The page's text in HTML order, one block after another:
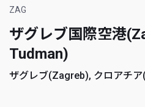
ZAG
ザグレブ国際空港
Tudman)
ザグレブ(Zagreb), クロアチ